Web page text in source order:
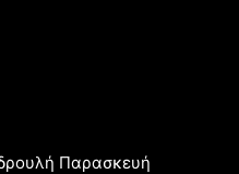
Παρασκευή